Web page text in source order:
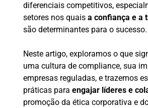
diferenciais competitivos,
setores nos quais a confiança e a
são determinantes para o sucesso.
Neste artigo, exploramos o que
uma cultura de compliance, sua
empresas reguladas, e trazemos
práticas para engajar líderes e
promoção da ética corporativa e